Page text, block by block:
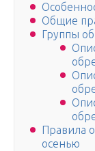
Общие
Группы
Правила
осенью